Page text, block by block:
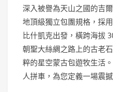
深入被譽為天山之國的吉
地頂級獨立包團規格，採
比什凱克出發，橫跨海拔
朝聖大絲綢之路上的古老
粹的星空蒙古包遊牧生活
人拼車，為您定義一場震